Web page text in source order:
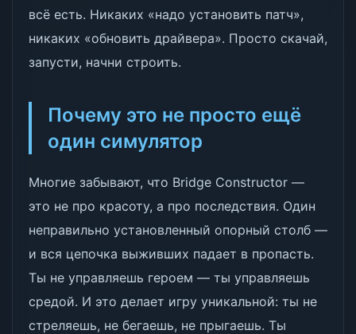
всё есть. Никаких «надо установить патч»,
никаких «обновить драйвера». Просто скачай,
запусти, начни строить.
Почему это не просто ещё
один симулятор
Многие забывают, что Bridge Constructor —
это не про красоту, а про последствия. Один
неправильно установленный опорный столб —
и вся цепочка выживших падает в пропасть.
Ты не управляешь героем — ты управляешь
средой. И это делает игру уникальной: ты не
стреляешь, не бегаешь, не прыгаешь. Ты